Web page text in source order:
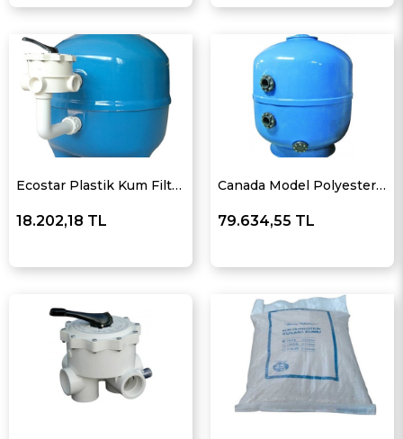
Ecostar Plastik Kum Filtreleri
18.202,18 TL
Canada Model Polyester Kum Filtreleri
79.634,55 TL